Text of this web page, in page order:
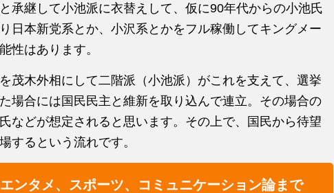
承継して小池派に衣替えして、仮に90年代からの小池氏
日本新党系とか、小沢系とかをフル稼働してキングメー
性はあります。
茂木外相にして二階派（小池派）がこれを支えて、選挙
場合には国民民主と維新を取り込んで連立。その場合の
などが想定されると思います。その上で、国民から待望
するという流れです。
ンタメ、スポーツ、コミュニケーション論まで